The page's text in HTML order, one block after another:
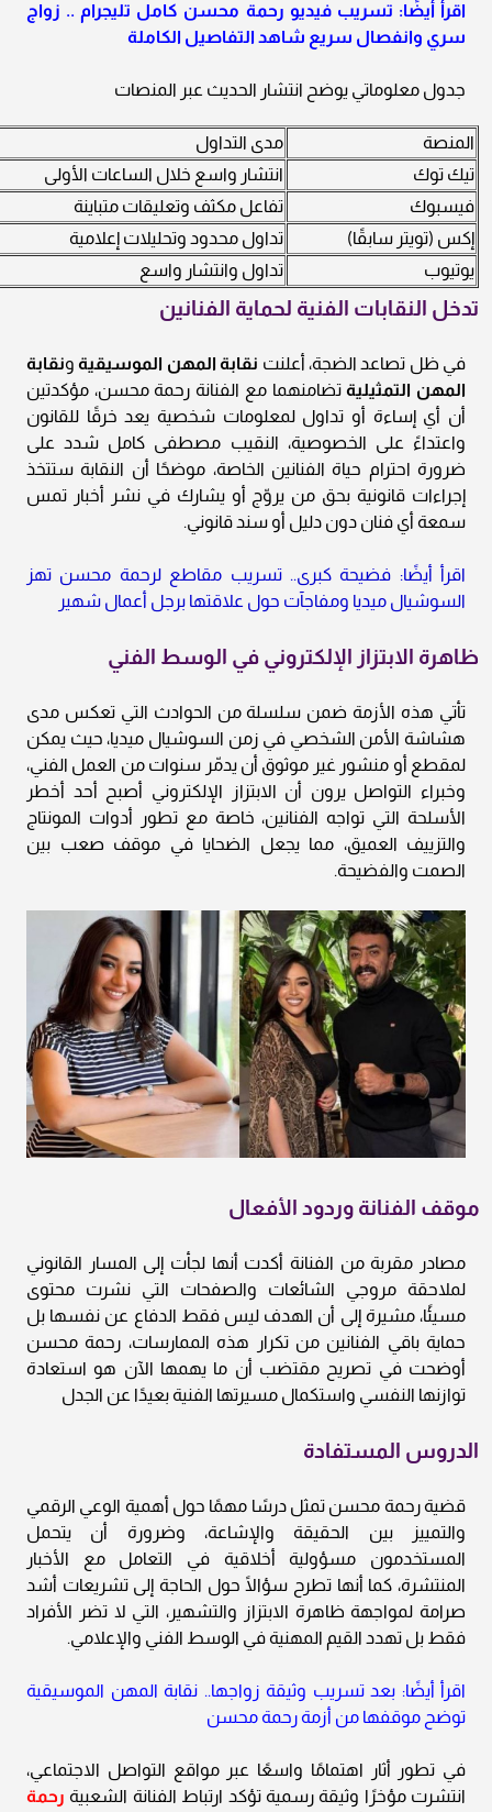
اقرأ أيضًا: تسريب فيديو رحمة محسن كامل تليجرام .. زواج
سري وانفصال سريع شاهد التفاصيل الكاملة
جدول معلوماتي يوضح انتشار الحديث عبر المنصات
المنصة
مدى التداول
تيك توك
انتشار واسع خلال الساعات الأولى
فيسبوك
تفاعل مكثف وتعليقات متباينة
إكس (تويتر سابقًا)
تداول محدود وتحليلات إعلامية
يوتيوب
تداول وانتشار واسع
تدخل النقابات الفنية لحماية الفنانين
في ظل تصاعد الضجة، أعلنت نقابة المهن الموسيقيةونقابة
المهن التمثيليةتضامنهما مع الفنانة رحمة محسن، مؤكدتين
أن أي إساءة أو تداول لمعلومات شخصية يعد خرقًا للقانون
واعتداءً على الخصوصية، النقيب مصطفى كامل شدد على
ضرورة احترام حياة الفنانين الخاصة، موضحًا أن النقابة ستتخذ
إجراءات قانونية بحق من يروّج أو يشارك في نشر أخبار تمس
سمعة أي فنان دون دليل أو سند قانوني.
اقرأ أيضًا: فضيحة كبرى.. تسريب مقاطع لرحمة محسن تهز
السوشيال ميديا ومفاجآت حول علاقتها برجل أعمال شهير
ظاهرة الابتزاز الإلكتروني في الوسط الفني
تأتي هذه الأزمة ضمن سلسلة من الحوادث التي تعكس مدى
هشاشة الأمن الشخصي في زمن السوشيال ميديا، حيث يمكن
لمقطع أو منشور غير موثوق أن يدمّر سنوات من العمل الفني،
وخبراء التواصل يرون أن الابتزاز الإلكتروني أصبح أحد أخطر
الأسلحة التي تواجه الفنانين، خاصة مع تطور أدوات المونتاج
والتزييف العميق، مما يجعل الضحايا في موقف صعب بين
الصمت والفضيحة.
موقف الفنانة وردود الأفعال
مصادر مقربة من الفنانة أكدت أنها لجأت إلى المسار القانوني
لملاحقة مروجي الشائعات والصفحات التي نشرت محتوى
مسيئًا، مشيرة إلى أن الهدف ليس فقط الدفاع عن نفسها بل
حماية باقي الفنانين من تكرار هذه الممارسات، رحمة محسن
أوضحت في تصريح مقتضب أن ما يهمها الآن هو استعادة
توازنها النفسي واستكمال مسيرتها الفنية بعيدًا عن الجدل
الدروس المستفادة
قضية رحمة محسن تمثل درسًا مهمًا حول أهمية الوعي الرقمي
والتمييز بين الحقيقة والإشاعة، وضرورة أن يتحمل
المستخدمون مسؤولية أخلاقية في التعامل مع الأخبار
المنتشرة، كما أنها تطرح سؤالًا حول الحاجة إلى تشريعات أشد
صرامة لمواجهة ظاهرة الابتزاز والتشهير، التي لا تضر الأفراد
فقط بل تهدد القيم المهنية في الوسط الفني والإعلامي.
اقرأ أيضًا: بعد تسريب وثيقة زواجها.. نقابة المهن الموسيقية
توضح موقفها من أزمة رحمة محسن
في تطور أثار اهتمامًا واسعًا عبر مواقع التواصل الاجتماعي،
انتشرت مؤخرًا وثيقة رسمية تؤكد ارتباط الفنانة الشعبية رحمة